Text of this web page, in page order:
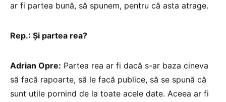
ar fi partea bună, să spunem, pentru că asta atrage.
Rep.: Și partea rea?
Adrian Opre: Partea rea ar fi dacă s-ar baza cineva
să facă rapoarte, să le facă publice, să se spună că
sunt utile pornind de la toate acele date. Aceea ar fi